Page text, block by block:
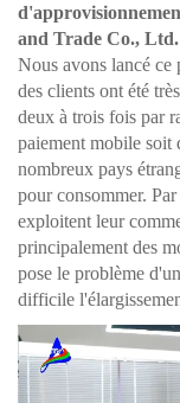
and Trade Co., Ltd.
Nous avons lancé ce
des clients ont été
deux à trois fois par
paiement mobile soit
nombreux pays
pour consommer.
exploitent leur
principalement des
pose le problème
difficile